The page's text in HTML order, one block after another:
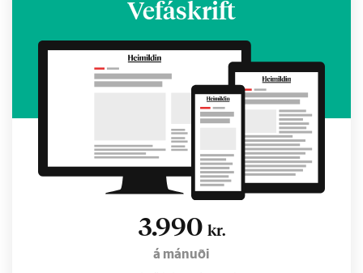
Vefáskrift
3.990 kr.
á mánuði